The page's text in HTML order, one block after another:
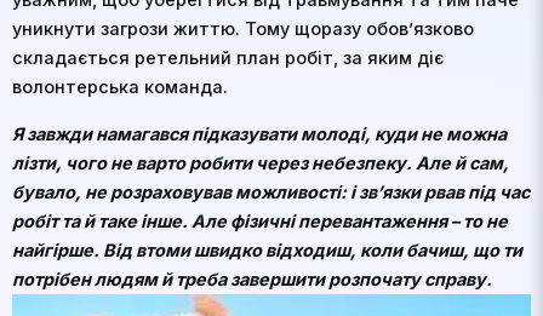
уникнути загрози життю. Тому щоразу обов’язково
складається ретельний план робіт, за яким діє
волонтерська команда.
Я завжди намагався підказувати молоді, куди не можна
лізти, чого не варто робити через небезпеку. Але й сам,
бувало, не розраховував можливості: і зв’язки рвав під час
робіт та й таке інше. Але фізичні перевантаження – то не
найгірше. Від втоми швидко відходиш, коли бачиш, що ти
потрібен людям й треба завершити розпочату справу.